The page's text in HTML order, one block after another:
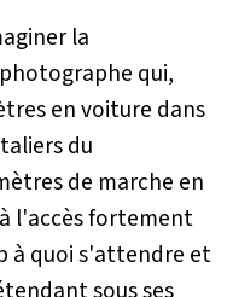
la
qui,
en voiture dans
du
de marche en
l'accès fortement
à quoi s'attendre et